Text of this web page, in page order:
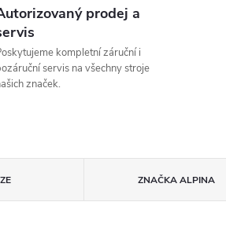
prodej a
kompletní záruční i
servis na všechny stroje
značek.
ZNAČKAALPINA